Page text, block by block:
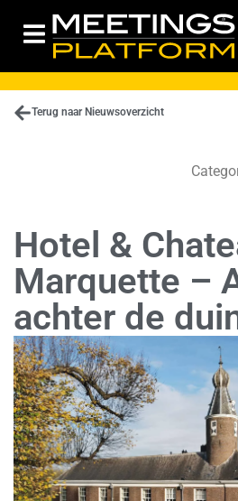
Terug naar Nieuwsoverzicht
Hotel &
Marquette –
achter de